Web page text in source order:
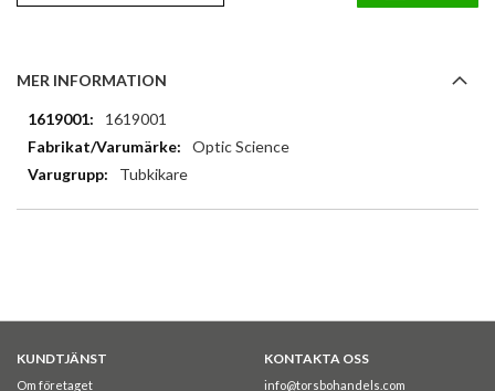
MER INFORMATION
Mer
information
1619001
Optic Science
Tubkikare
KUNDTJÄNST
Om företaget
KONTAKTA OSS
info@torsbohandels.com